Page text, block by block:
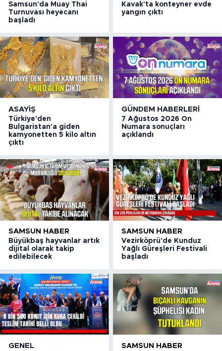
Samsun'da Muay Thai
Turnuvası heyecanı
başladı
Kavak'ta konteyner evde
yangın çıktı
ASAYIŞ
Türkiye'den
Bulgaristan'a giden
kamyonetten 5 kilo altın
çıktı
GÜNDEM HABERLERI
7 Ağustos 2026 On
Numara sonuçları
açıklandı
SAMSUN HABER
Büyükbaş hayvanlar artık
dijital olarak takip
edilebilecek
SAMSUN HABER
Vezirköprü'de Kunduz
Yağlı Güreşleri Festivali
başladı
GENEL SAMSUN HABER